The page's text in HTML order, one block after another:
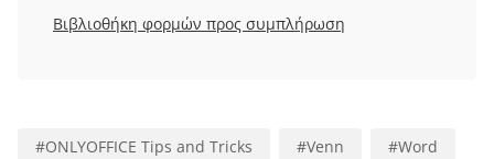
Βιβλιοθήκη φορμών προς συμπλήρωση
#ONLYOFFICE Tips and Tricks #Venn #Word